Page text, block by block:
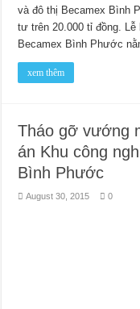
và đô thị Becamex Bình
tư trên 20.000 tỉ đồng.
Becamex Bình Phước
xem thêm
Tháo gỡ vướng
án Khu công
Bình Phước
August 30, 2015 0